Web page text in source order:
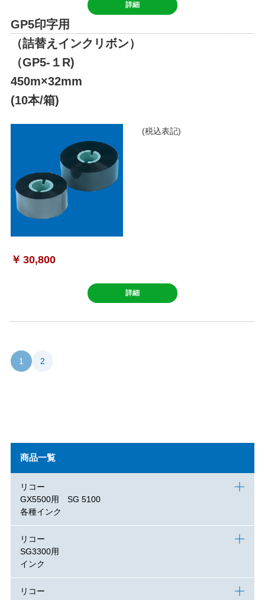
詳細
GP5印字用
（詰替えインクリボン）
（GP5-１R)
450m×32mm
(10本/箱)
(税込表記)
￥ 30,800
詳細
1 2
商品一覧
リコー
GX5500用 SG 5100
各種インク
リコー
SG3300用
インク
リコー